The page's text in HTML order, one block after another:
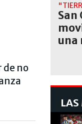
de no
San
una